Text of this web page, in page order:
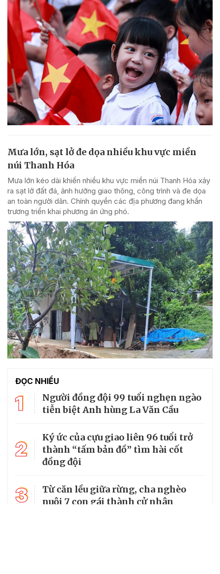
Mưa lớn, sạt lở đe dọa nhiều khu vực miền
núi Thanh Hóa
Mưa lớn kéo dài khiến nhiều khu vực miền núi Thanh Hóa xảy
ra sạt lở đất đá, ảnh hưởng giao thông, công trình và đe dọa
an toàn người dân. Chính quyền các địa phương đang khẩn
trương triển khai phương án ứng phó.
ĐỌC NHIỀU
1
Người đồng đội 99 tuổi nghẹn ngào
tiễn biệt Anh hùng La Văn Cầu
2
Ký ức của cựu giao liên 96 tuổi trở
thành “tấm bản đồ” tìm hài cốt
đồng đội
3
Từ căn lều giữa rừng, cha nghèo
nuôi 7 con gái thành cử nhân